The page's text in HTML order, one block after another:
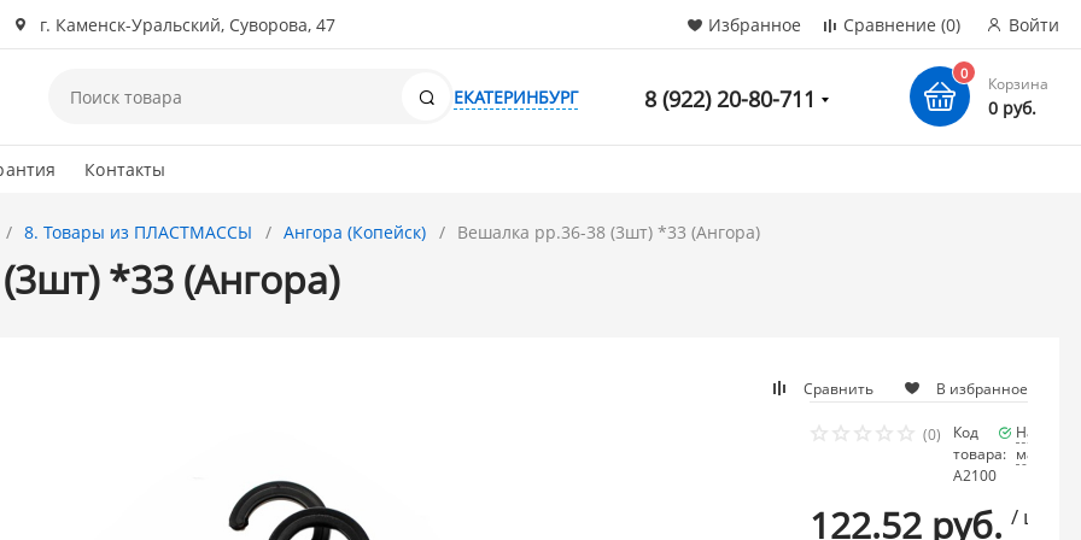
г. Каменск-Уральский, Суворова, 47 Избранное Сравнение (0) Войти
Поиск
ЕКАТЕРИНБУРГ 8 (922) 20-80-711
0
Корзина
0 руб.
Контакты
8. Товары из ПЛАСТМАССЫ Ангора (Копейск) Вешалка рр.36-38 (3шт) *33 (Ангора)
*33 (Ангора)
Сравнить В избранное
(0)
Код
товара:
А2100
мало
122.52 руб. / шт.